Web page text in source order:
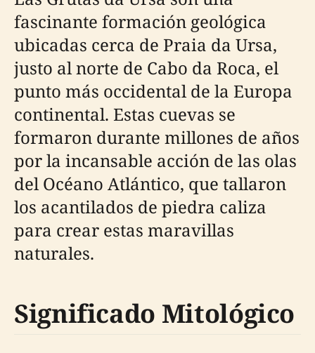
fascinante formación geológica
ubicadas cerca de Praia da Ursa,
justo al norte de Cabo da Roca, el
punto más occidental de la Europa
continental. Estas cuevas se
formaron durante millones de años
por la incansable acción de las olas
del Océano Atlántico, que tallaron
los acantilados de piedra caliza
para crear estas maravillas
naturales.
Significado Mitológico